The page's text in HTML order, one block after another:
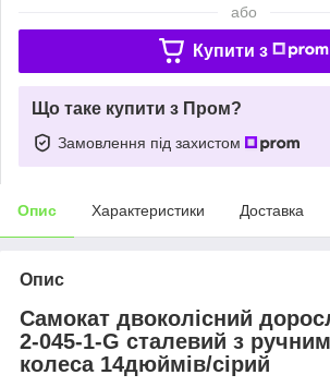
або
Купити з
Що таке купити з Пром?
Замовлення під захистом
Опис Характеристики Доставка
Опис
Самокат двоколісний
2-045-1-G сталевий з
колеса 14дюймів/сірий